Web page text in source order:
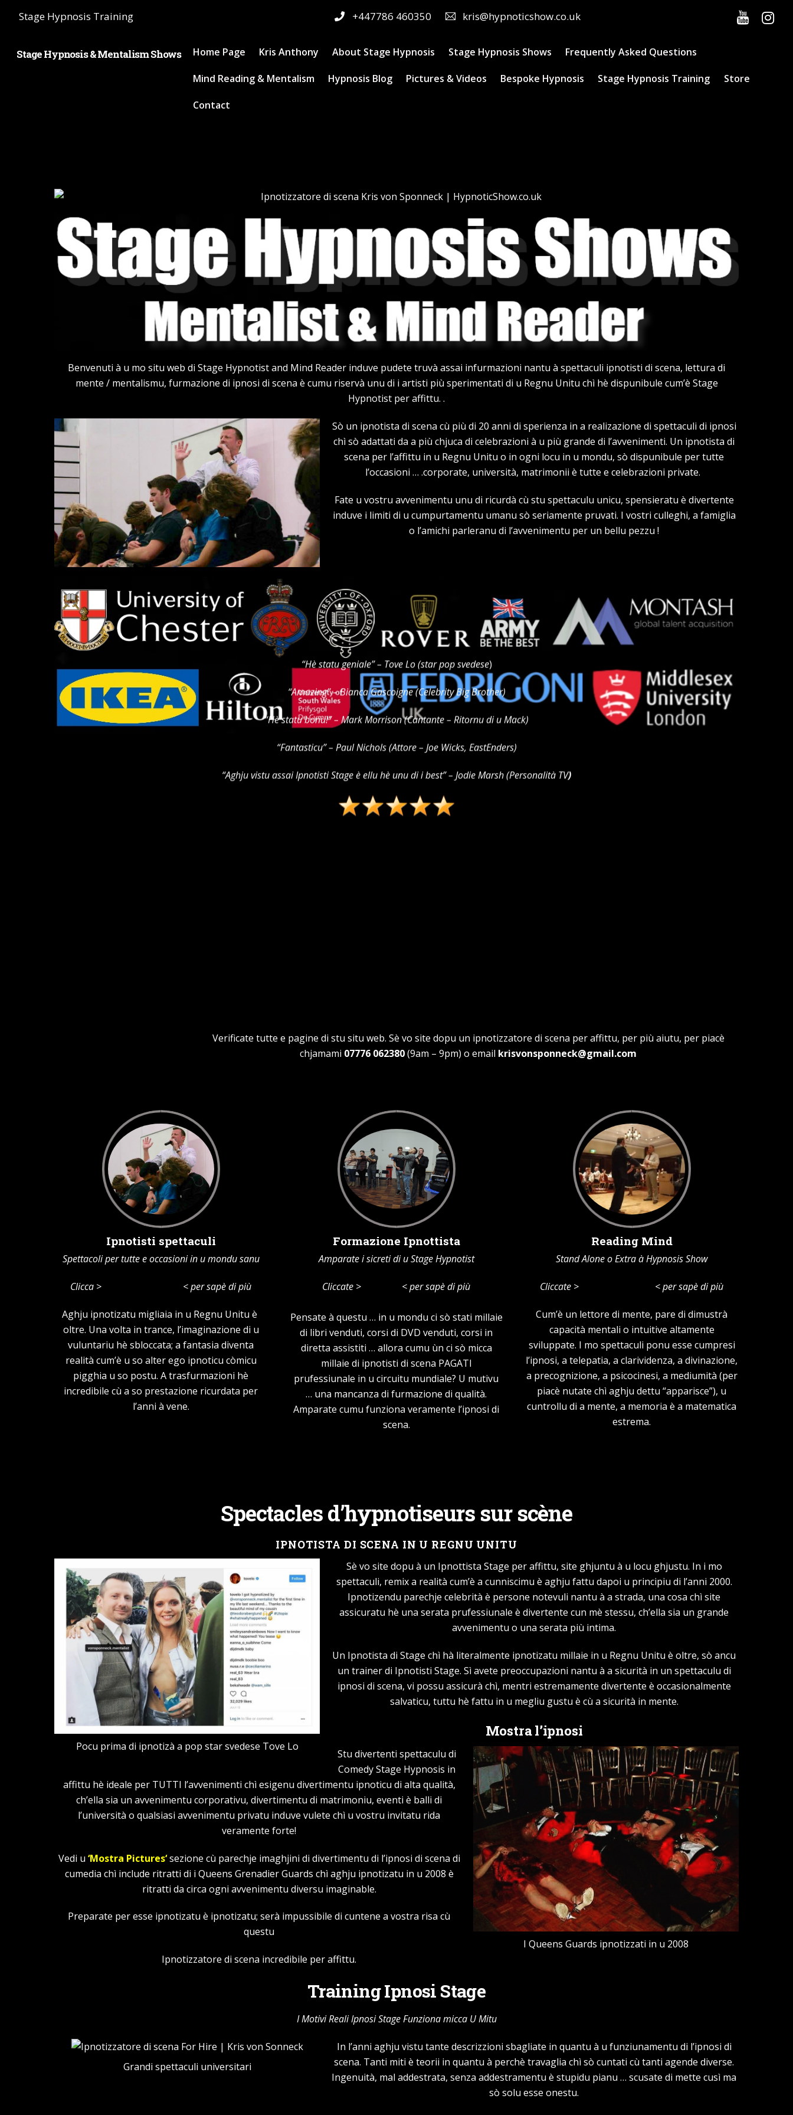
Stage Hypnosis Training +447786 460350 kris@hypnoticshow.co.uk
Stage Hypnosis & Mentalism Shows Home Page Kris Anthony About Stage Hypnosis Stage Hypnosis Shows Frequently Asked Questions
Mind Reading & Mentalism Hypnosis Blog Pictures & Videos Bespoke Hypnosis Stage Hypnosis Training Store
Contact
Benvenuti à u mo situ web di Stage Hypnotist and Mind Reader induve pudete truvà assai infurmazioni nantu à spettaculi ipnotisti di scena, lettura di
mente / mentalismu, furmazione di ipnosi di scena è cumu riservà unu di i artisti più sperimentati di u Regnu Unitu chì hè dispunibule cum’è Stage
Hypnotist per affittu. .
Sò un ipnotista di scena cù più di 20 anni di sperienza in a realizazione di spettaculi di ipnosi
chì sò adattati da a più chjuca di celebrazioni à u più grande di l’avvenimenti. Un ipnotista di
scena per l’affittu in u Regnu Unitu o in ogni locu in u mondu, sò dispunibule per tutte
l’occasioni … .corporate, università, matrimonii è tutte e celebrazioni private.
Fate u vostru avvenimentu unu di ricurdà cù stu spettaculu unicu, spensieratu è divertente
induve i limiti di u cumpurtamentu umanu sò seriamente pruvati. I vostri culleghi, a famiglia
o l’amichi parleranu di l’avvenimentu per un bellu pezzu !
“Hè statu geniale” – Tove Lo (star pop svedese)
“Amazing” – Bianca Gascoigne (Celebrity Big Brother)
“Hè statu bonu!” – Mark Morrison (Cantante – Ritornu di u Mack)
“Fantasticu” – Paul Nichols (Attore – Joe Wicks, EastEnders)
“Aghju vistu assai Ipnotisti Stage è ellu hè unu di i best” – Jodie Marsh (Personalità TV)
Verificate tutte e pagine di stu situ web. Sè vo site dopu un ipnotizzatore di scena per affittu, per più aiutu, per piacè
chjamami 07776 062380(9am – 9pm) o email krisvonsponneck@gmail.com
Ipnotisti spettaculi
Spettacoli per tutte e occasioni in u mondu sanu
Clicca > < per sapè di più
Aghju ipnotizatu migliaia in u Regnu Unitu è ​​​​
oltre. Una volta in trance, l’imaginazione di u
vuluntariu hè sbloccata; a fantasia diventa
realità cum’è u so alter ego ipnoticu còmicu
pigghia u so postu. A trasfurmazioni hè
incredibile cù a so prestazione ricurdata per
l’anni à vene.
Formazione Ipnottista
Amparate i sicreti di u Stage Hypnotist
Cliccate > < per sapè di più
Pensate à questu … in u mondu ci sò stati millaie
di libri venduti, corsi di DVD venduti, corsi in
diretta assistiti … allora cumu ùn ci sò micca
millaie di ipnotisti di scena PAGATI
prufessiunale in u circuitu mundiale? U mutivu
… una mancanza di furmazione di qualità.
Amparate cumu funziona veramente l’ipnosi di
scena.
Reading Mind
Stand Alone o Extra à Hypnosis Show
Cliccate > < per sapè di più
Cum’è un lettore di mente, pare di dimustrà
capacità mentali o intuitive altamente
sviluppate. I mo spettaculi ponu esse cumpresi
l’ipnosi, a telepatia, a clarividenza, a divinazione,
a precognizione, a psicocinesi, a mediumità (per
piacè nutate chì aghju dettu “apparisce”), u
cuntrollu di a mente, a memoria è a matematica
estrema.
Spectacles d’hypnotiseurs sur scène
IPNOTISTA DI SCENA IN U REGNU UNITU
Pocu prima di ipnotizà a pop star svedese Tove Lo
Sè vo site dopu à un Ipnottista Stage per affittu, site ghjuntu à u locu ghjustu. In i mo
spettaculi, remix a realità cum’è a cunniscimu è aghju fattu dapoi u principiu di l’anni 2000.
Ipnotizendu parechje celebrità è persone notevuli nantu à a strada, una cosa chì site
assicuratu hè una serata prufessiunale è divertente cun mè stessu, ch’ella sia un grande
avvenimentu o una serata più intima.
Un Ipnotista di Stage chì hà literalmente ipnotizatu millaie in u Regnu Unitu è ​​​​oltre, sò ancu
un trainer di Ipnotisti Stage. Sì avete preoccupazioni nantu à a sicurità in un spettaculu di
ipnosi di scena, vi possu assicurà chì, mentri estremamente divertente è occasionalmente
salvaticu, tuttu hè fattu in u megliu gustu è cù a sicurità in mente.
Mostra l’ipnosi
I Queens Guards ipnotizzati in u 2008
Stu divertenti spettaculu di
Comedy Stage Hypnosis in
affittu hè ideale per TUTTI l’avvenimenti chì esigenu divertimentu ipnoticu di alta qualità,
ch’ella sia un avvenimentu corporativu, divertimentu di matrimoniu, eventi è balli di
l’università o qualsiasi avvenimentu privatu induve vulete chì u vostru invitatu rida
veramente forte!
Vedi u ‘Mostra Pictures‘sezione cù parechje imaghjini di divertimentu di l’ipnosi di scena di
cumedia chì include ritratti di i Queens Grenadier Guards chì aghju ipnotizatu in u 2008 è
ritratti da circa ogni avvenimentu diversu imaginable.
Preparate per esse ipnotizatu è ipnotizatu; serà impussibile di cuntene a vostra risa cù
questu
Ipnotizzatore di scena incredibile per affittu.
Training Ipnosi Stage
I Motivi Reali Ipnosi Stage Funziona micca U Mitu
Grandi spettaculi universitari
In l’anni aghju vistu tante descrizzioni sbagliate in quantu à u funziunamentu di l’ipnosi di
scena. Tanti miti è teorii in quantu à perchè travaglia chì sò cuntati cù tanti agende diverse.
Ingenuità, mal addestrata, senza addestramentu è stupidu pianu … scusate di mette cusì ma
sò solu esse onestu.